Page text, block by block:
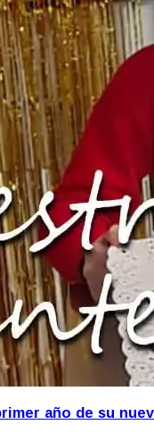
año de su